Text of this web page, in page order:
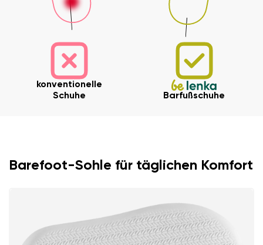
Land ändern
Lieferland auswählen
konventionelle
Schuhe
Barfußschuhe
Barefoot-Sohle für täglichen Komfort
Deine E-Mail
Variante